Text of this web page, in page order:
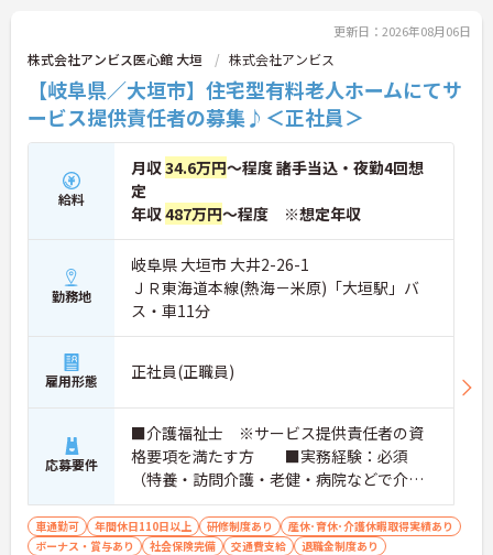
更新日：2026年08月06日
株式会社アンビス医心館 大垣 株式会社アンビス
【岐阜県／大垣市】住宅型有料老人ホームにてサ
ービス提供責任者の募集♪＜正社員＞
給料
月収34.6万円～程度 諸手当込・夜勤4回想
定
年収487万円～程度 ※想定年収
勤務地
岐阜県 大垣市 大井2-26-1
ＪＲ東海道本線(熱海－米原)「大垣駅」バ
ス・車11分
雇用形態 正社員(正職員)
応募要件
■介護福祉士 ※サービス提供責任者の資
格要項を満たす方 ■実務経験：必須
（特養・訪問介護・老健・病院などで介護
の実務経験が3年程度ある方）☆サ責未経験
スタートの実績多数☆
車通勤可 年間休日110日以上 研修制度あり
産休･育休･介護休暇取得実績あり
ボーナス・賞与あり
社会保険完備 交通費支給 退職金制度あり